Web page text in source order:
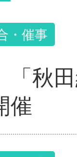
・催事
秋
催